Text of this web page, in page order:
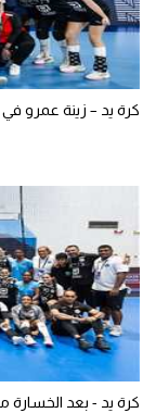
كرة يد – زينة عمرو
كرة يد - بعد الخسارة